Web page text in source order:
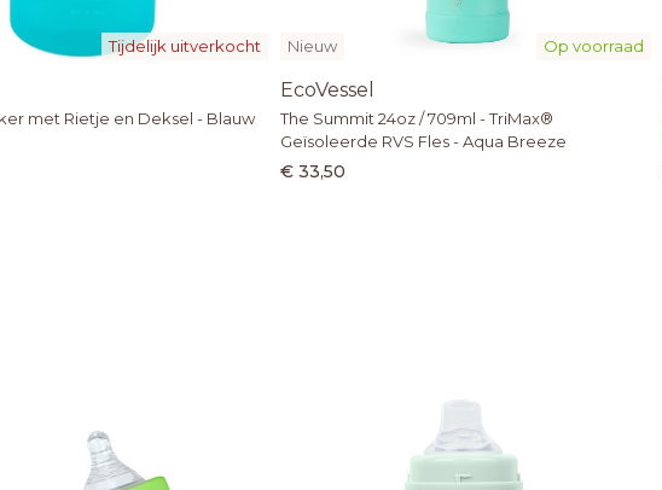
Tijdelijk uitverkocht
met Rietje en Deksel - Blauw
Op voorraad
Nieuw
EcoVessel
The Summit 24oz / 709ml - TriMax®
Geïsoleerde RVS Fles - Aqua Breeze
€ 33,50